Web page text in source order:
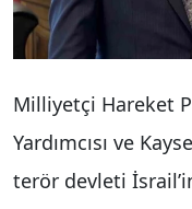
Milliyetçi Hareket
Yardımcısı ve
terör devleti